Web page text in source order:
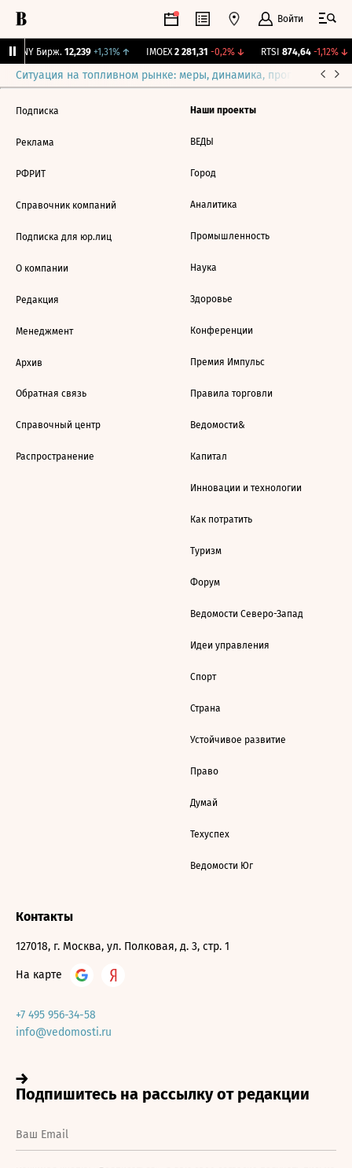
Войти
CNY Бирж. 12,239 +1,31%↑ IMOEX 2 281,31 -0,2%↓ RTSI 874,64 -1,12%↓
Ситуация на топливном рынке: меры, динамика, прогнозы
Подписка
Реклама
РФРИТ
Справочник компаний
Подписка для юр.лиц
О компании
Редакция
Менеджмент
Архив
Обратная связь
Справочный центр
Распространение
Наши проекты
ВЕДЫ
Город
Аналитика
Промышленность
Наука
Здоровье
Конференции
Премия Импульс
Правила торговли
Ведомости&
Капитал
Инновации и технологии
Как потратить
Туризм
Форум
Ведомости Северо-Запад
Идеи управления
Спорт
Страна
Устойчивое развитие
Право
Думай
Техуспех
Ведомости Юг
Контакты
127018, г. Москва, ул. Полковая, д. 3, стр. 1
На карте
+7 495 956-34-58
info@vedomosti.ru